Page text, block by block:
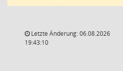
Letzte Änderung: 06.08.2026
19:43:10